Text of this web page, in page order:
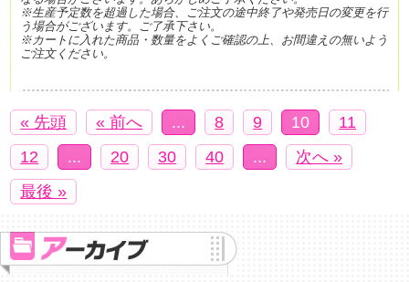
※生産予定数を超過した場合、ご注文の途中終了や発売日の変更を行
う場合がございます。ご了承下さい。
※カートに入れた商品・数量をよくご確認の上、お間違えの無いよう
ご注文ください。
« 先頭 « 前へ ... 8 9 10
11
12
... 20 30 40 ...
次へ »
最後 »